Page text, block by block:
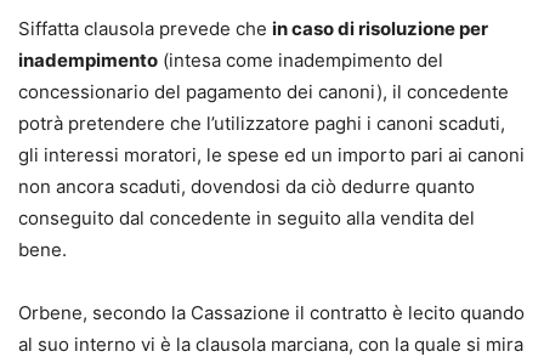
Siffatta clausola prevede che in caso di risoluzione per
inadempimento (intesa come inadempimento del
concessionario del pagamento dei canoni), il concedente
potrà pretendere che l’utilizzatore paghi i canoni scaduti,
gli interessi moratori, le spese ed un importo pari ai canoni
non ancora scaduti, dovendosi da ciò dedurre quanto
conseguito dal concedente in seguito alla vendita del
bene.
Orbene, secondo la Cassazione il contratto è lecito quando
al suo interno vi è la clausola marciana, con la quale si mira